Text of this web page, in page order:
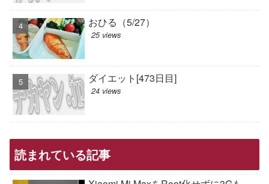
おひる（5/27）
25 views
ダイエット[473日目]
24 views
読まれている記事